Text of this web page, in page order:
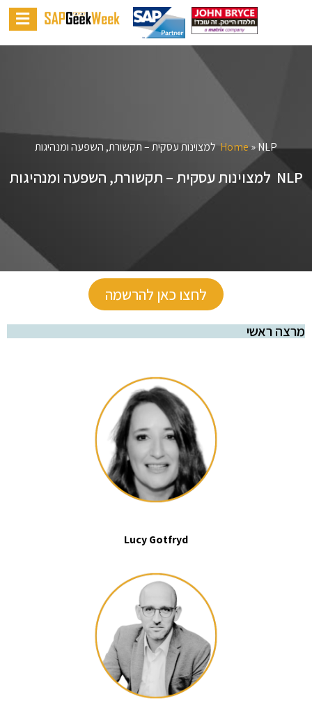
Home»NLP ‏ למצוינות עסקית – תקשורת, השפעה ומנהיגות
NLP ‏ למצוינות עסקית – תקשורת, השפעה ומנהיגות
לחצו כאן להרשמה
מרצה ראשי
Lucy Gotfryd